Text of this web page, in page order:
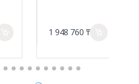
1 948 760 ₸